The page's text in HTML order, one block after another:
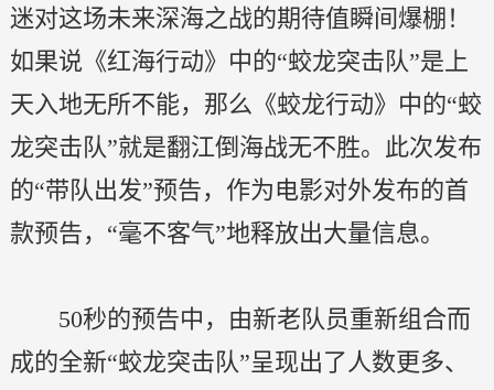
迷对这场未来深海之战的期待值瞬间爆棚！
如果说《红海行动》中的“蛟龙突击队”是上
天入地无所不能，那么《蛟龙行动》中的“蛟
龙突击队”就是翻江倒海战无不胜。此次发布
的“带队出发”预告，作为电影对外发布的首
款预告，“毫不客气”地释放出大量信息。
50秒的预告中，由新老队员重新组合而
成的全新“蛟龙突击队”呈现出了人数更多、